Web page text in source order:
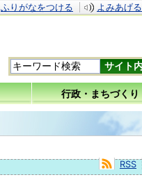
ふりがなをつける
よみあげる
行政・まちづくり
RSS